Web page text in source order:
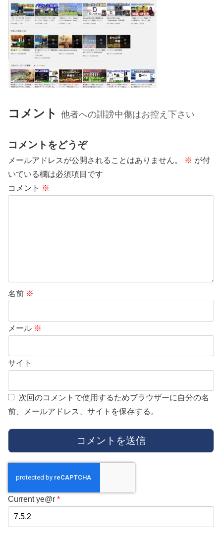
コメント 他者への誹謗中傷はお控え下さい
コメントをどうぞ
メールアドレスが公開されることはありません。 ※ が付
いている欄は必須項目です
コメント ※
名前 ※
メール ※
サイト
次回のコメントで使用するためブラウザーに自分の名
前、メールアドレス、サイトを保存する。
Current ye@r *